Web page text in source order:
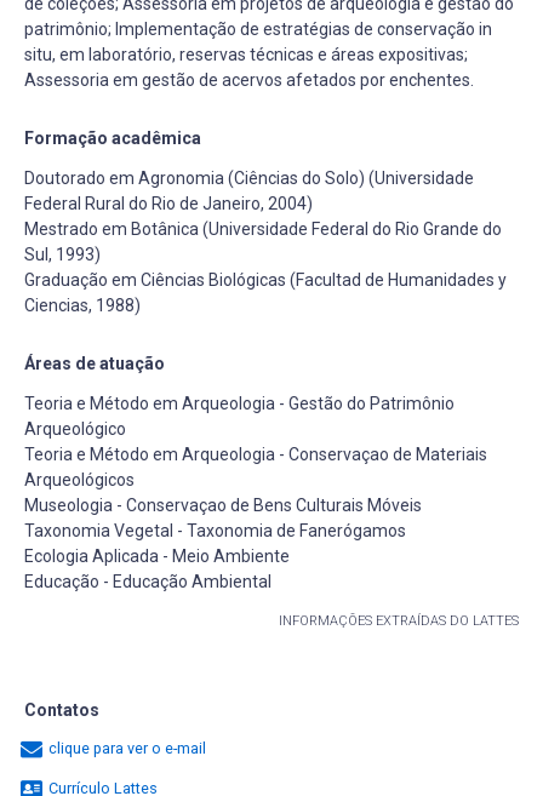
patrimônio; Implementação de estratégias de conservação in
situ, em laboratório, reservas técnicas e áreas expositivas;
Assessoria em gestão de acervos afetados por enchentes.
Formação acadêmica
Doutorado em Agronomia (Ciências do Solo) (Universidade
Federal Rural do Rio de Janeiro, 2004)
Mestrado em Botânica (Universidade Federal do Rio Grande do
Sul, 1993)
Graduação em Ciências Biológicas (Facultad de Humanidades y
Ciencias, 1988)
Áreas de atuação
Teoria e Método em Arqueologia - Gestão do Patrimônio
Arqueológico
Teoria e Método em Arqueologia - Conservaçao de Materiais
Arqueológicos
Museologia - Conservaçao de Bens Culturais Móveis
Taxonomia Vegetal - Taxonomia de Fanerógamos
Ecologia Aplicada - Meio Ambiente
Educação - Educação Ambiental
INFORMAÇÕES EXTRAÍDAS DO LATTES
Contatos
clique para ver o e-mail
Currículo Lattes